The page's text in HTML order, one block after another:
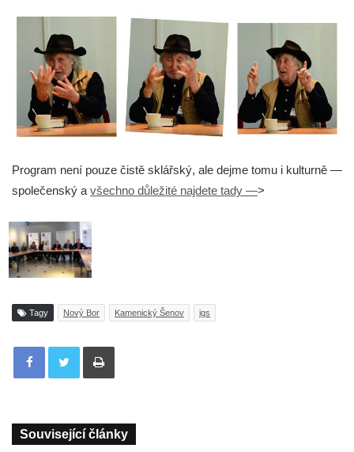
Program není pouze čistě sklářský, ale dejme tomu i kulturně —
společenský a všechno důležité najdete tady —>
Tagy Nový Bor Kamenický Šenov igs
Tisknout
Související články